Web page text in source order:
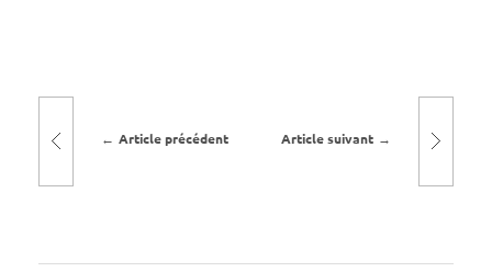
l
u
m
i
Article précédent Article suivant